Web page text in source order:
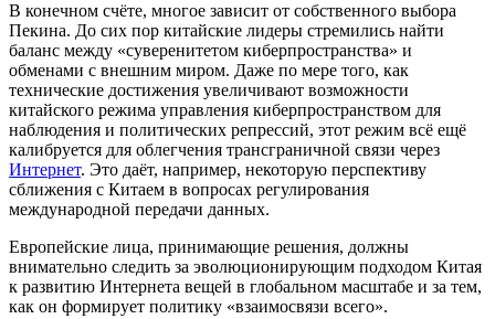
В конечном счёте, многое зависит от собственного выбора
Пекина. До сих пор китайские лидеры стремились найти
баланс между «суверенитетом киберпространства» и
обменами с внешним миром. Даже по мере того, как
технические достижения увеличивают возможности
китайского режима управления киберпространством для
наблюдения и политических репрессий, этот режим всё ещё
калибруется для облегчения трансграничной связи через
Интернет. Это даёт, например, некоторую перспективу
сближения с Китаем в вопросах регулирования
международной передачи данных.
Европейские лица, принимающие решения, должны
внимательно следить за эволюционирующим подходом Китая
к развитию Интернета вещей в глобальном масштабе и за тем,
как он формирует политику «взаимосвязи всего».